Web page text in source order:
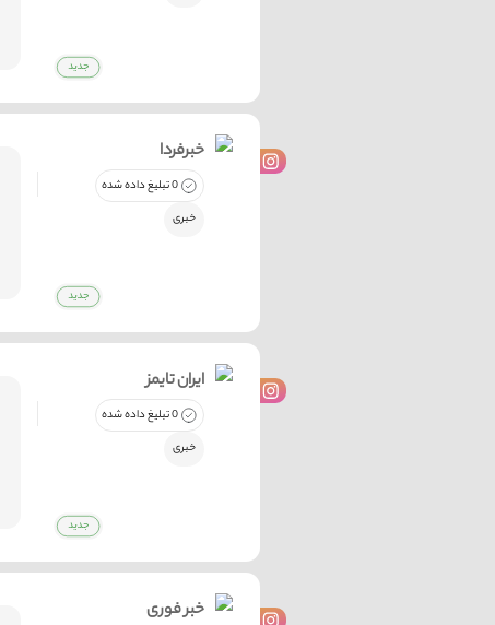
خبرفردا
0 تبلیغ داده شده
خبری
ایران تایمز
0 تبلیغ داده شده
خبری
خبر فوری